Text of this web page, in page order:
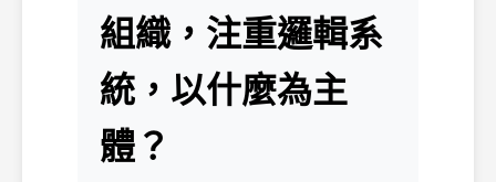
組織，注重邏輯系
統，以什麼為主
體？